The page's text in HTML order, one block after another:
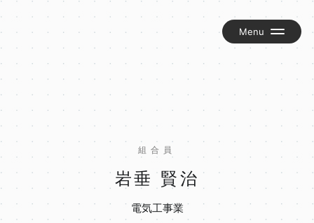
組合について
交流グループ『匠の輪』
岡谷建労新聞『かわら版』
組合員ブログ
組合員
岩垂 賢治
電気工事業